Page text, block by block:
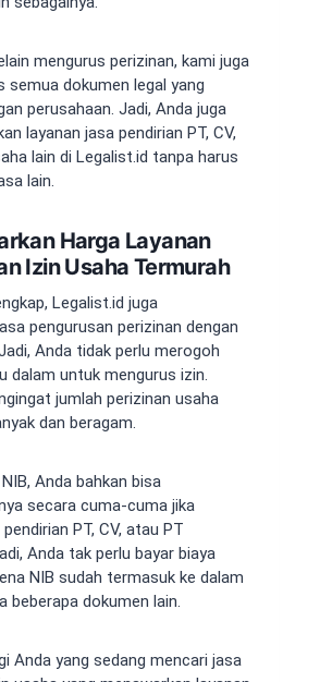
mengurus perizinan, kami juga
semua dokumen legal yang
perusahaan. Jadi, Anda juga
layanan jasa pendirian PT, CV,
lain di Legalist.id tanpa harus
lain.
Harga Layanan
Izin Usaha Termurah
Legalist.id juga
pengurusan perizinan dengan
Anda tidak perlu merogoh
dalam untuk mengurus izin.
jumlah perizinan usaha
dan beragam.
Anda bahkan bisa
secara cuma-cuma jika
PT, CV, atau PT
Anda tak perlu bayar biaya
NIB sudah termasuk ke dalam
beberapa dokumen lain.
Anda yang sedang mencari jasa